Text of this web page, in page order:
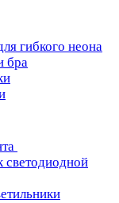
гибкого неона
бра